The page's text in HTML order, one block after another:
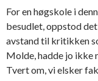
For en høgskole i
besudlet, oppstod
avstand til kritikken
Molde, hadde jo ikke
Tvert om, vi elsker